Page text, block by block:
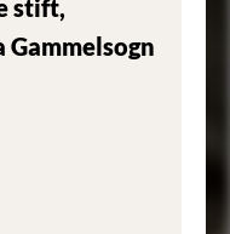
stift,
Gammelsogn